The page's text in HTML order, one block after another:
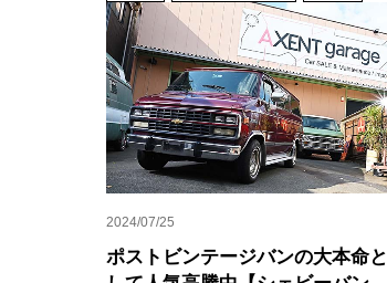
2024/07/25
ポストビンテージバンの大本命と